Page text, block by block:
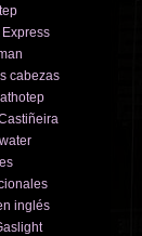
cabezas
inglés